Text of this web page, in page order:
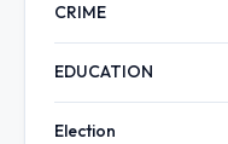
CRIME
EDUCATION
Election